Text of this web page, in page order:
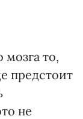
то,
предстоит
не